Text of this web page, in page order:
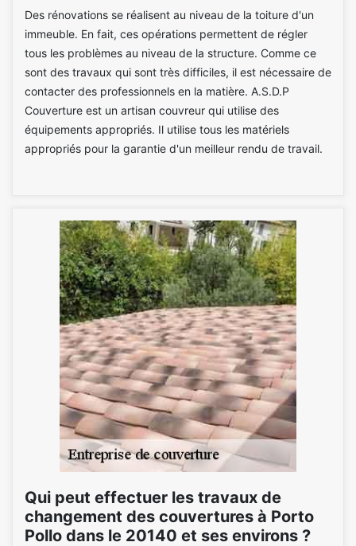
Des rénovations se réalisent au niveau de la toiture d'un
immeuble. En fait, ces opérations permettent de régler
tous les problèmes au niveau de la structure. Comme ce
sont des travaux qui sont très difficiles, il est nécessaire de
contacter des professionnels en la matière. A.S.D.P
Couverture est un artisan couvreur qui utilise des
équipements appropriés. Il utilise tous les matériels
appropriés pour la garantie d'un meilleur rendu de travail.
Qui peut effectuer les travaux de
changement des couvertures à Porto
Pollo dans le 20140 et ses environs ?